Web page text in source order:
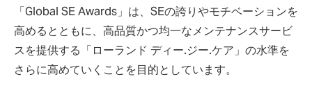
「Global SE Awards」は、SEの誇りやモチベーションを
高めるとともに、高品質かつ均一なメンテナンスサービ
スを提供する「ローランド ディー.ジー.ケア」の水準を
さらに高めていくことを目的としています。